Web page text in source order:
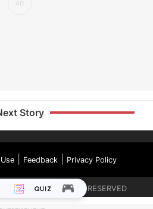
Story
| Feedback| Privacy Policy
LIMITED. ALL RIGHTS RESERVED